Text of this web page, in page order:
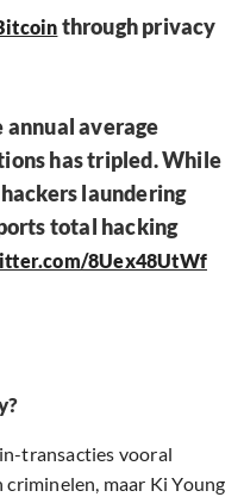
through privacy
average
has tripled. While
laundering
total hacking
8Uex48UtWf
transacties vooral
maar Ki Young